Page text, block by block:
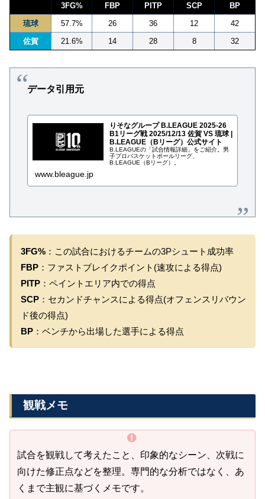
3FG% FBP PITP SCP
BP
琉球
57.7% 26 36 12
42
佐賀
21.6% 14 28 8 32
データ引用元
りそなグループ B.LEAGUE 2025-26
B1リーグ戦 2025/12/13 佐賀 VS 琉球 |
B.LEAGUE（Bリーグ）公式サイト
B.LEAGUEの「試合情報詳細」をご紹介。男
子プロバスケットボールリーグ、
B.LEAGUE（Bリーグ）。
www.bleague.jp
3FG% ：この試合におけるチームの3Pシュート成功率
FBP ：ファストブレイクポイント(速攻による得点)
PITP ：ペイントエリア内での得点
SCP ：セカンドチャンスによる得点(オフェンスリバウン
ド後の得点)
BP ：ベンチから出場した選手による得点
観戦メモ
試合を観戦して考えたこと、印象的なシーン、次戦に
向けた修正点などを整理。専門的な分析ではなく、あ
くまで主観に基づくメモです。